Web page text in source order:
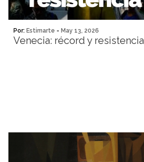
Por: Estimarte - May 13, 2026
Venecia: récord y resistencia